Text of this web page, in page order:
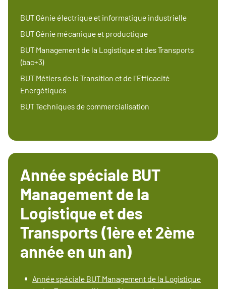
BUT Génie électrique et informatique industrielle
BUT Génie mécanique et productique
BUT Management de la Logistique et des Transports
(bac+3)
BUT Métiers de la Transition et de l'Efficacité
Energétiques
BUT Techniques de commercialisation
Année spéciale BUT
Management de la
Logistique et des
Transports (1ère et 2ème
année en un an)
Année spéciale BUT Management de la Logistique